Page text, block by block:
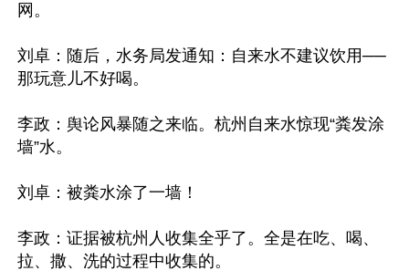
网。
刘卓：随后，水务局发通知：自来水不建议饮用──
那玩意儿不好喝。
李政：舆论风暴随之来临。杭州自来水惊现“粪发涂
墙”水。
刘卓：被粪水涂了一墙！
李政：证据被杭州人收集全乎了。全是在吃、喝、
拉、撒、洗的过程中收集的。